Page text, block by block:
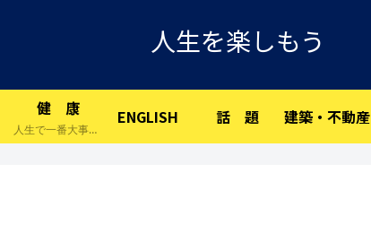
人生を楽しもう
健 康
人生で一番大事な物です。
ENGLISH 話 題 建築・不動産